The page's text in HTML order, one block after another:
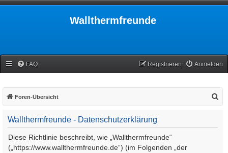
Wallthermfreunde
FAQ Anmelden
Registrieren
Foren-Übersicht
Wallthermfreunde - Datenschutzerklärung
Diese Richtlinie beschreibt, wie „Wallthermfreunde“
(„https://www.wallthermfreunde.de“) (im Folgenden „der